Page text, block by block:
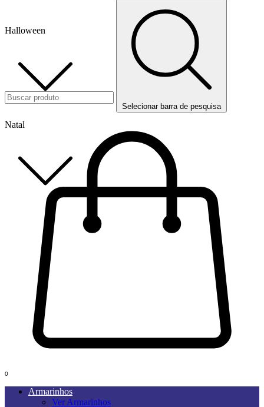
Halloween
Natal
Selecionar barra de pesquisa
0
Armarinhos
Ver Armarinhos